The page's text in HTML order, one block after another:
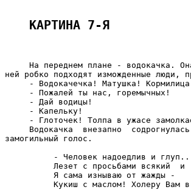
КАРТИНА 7-Я
На переднем плане - водокачка.
ней робко подходят изможденные люди,
- Водокачечка! Матушка!
     - Пожалей ты нас, горемычных!
     - Дай водицы!
     - Капельку!
- Глоточек! Толпа в ужасе
Водокачка  внезапно
замогильный голос.
- Человек надоедлив и
Лезет с просьбами всякий  и
          Я сама изнываю от жажды -
Кукиш с маслом! Холеру Вам